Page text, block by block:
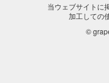
当ウェブサイトに
加工しての
©